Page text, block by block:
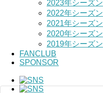
2023年シーズン
2022年シーズン
2021年シーズン
2020年シーズン
2019年シーズン
FANCLUB
SPONSOR